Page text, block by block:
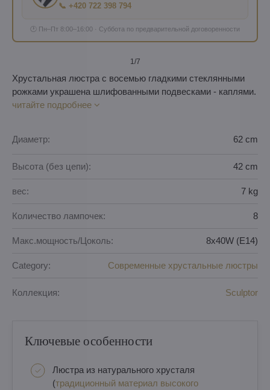
📞 +420 722 398 794
🕐 Пн–Пт 8:00–16:00 · Суббота по предварительной договоренности
1 /7
Хрустальная люстра с восемью гладкими стеклянными
рожками украшена шлифованными подвесками - каплями.
читайте подробнее
Диаметр: 62 cm
Высота (без цепи): 42 cm
вес: 7 kg
Количество лампочек: 8
Макс.мощность/Цоколь: 8x40W (E14)
Category: Современные хрустальные люстры
Коллекция: Sculptor
Ключевые особенности
Люстра из натурального хрусталя
(традиционный материал высокого